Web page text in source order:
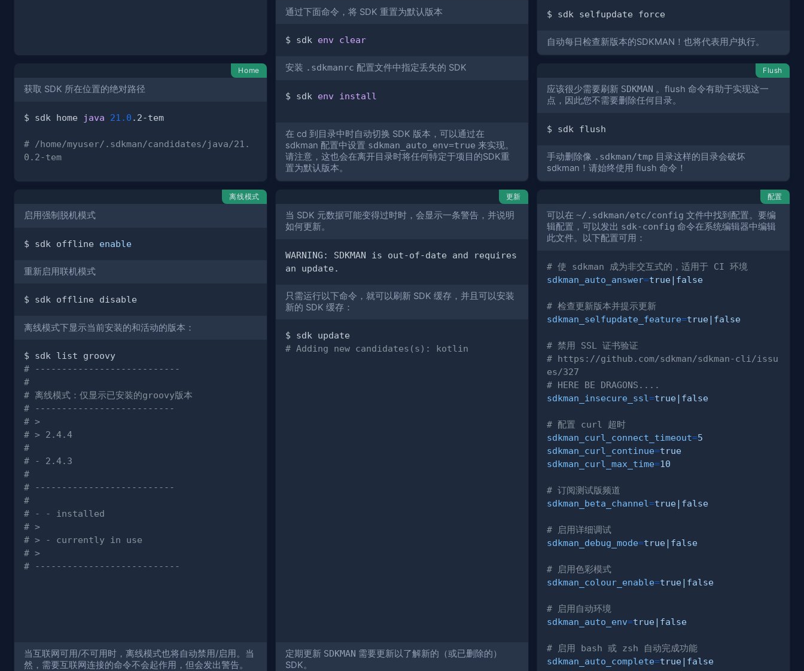
通过下面命令，将 SDK 重置为默认版本
$ sdk env clear
安装 .sdkmanrc 配置文件中指定丢失的 SDK
$ sdk env install
在 cd 到目录中时自动切换 SDK 版本，可以通过在
sdkman 配置中设置 sdkman_auto_env=true 来实现。
请注意，这也会在离开目录时将任何特定于项目的SDK重
置为默认版本。
自动每日检查新版本的SDKMAN！也将代表用户执行。
Home
获取 SDK 所在位置的绝对路径
$ sdk home java 21.0
# /home/myuser/.sdkman/candidates/java/21.
0.2-tem
Flush
应该很少需要刷新 SDKMAN 。flush 命令有助于实现这一
点，因此您不需要删除任何目录。
手动删除像 .sdkman/tmp 目录这样的目录会破坏
sdkman！请始终使用 flush 命令！
离线模式
启用强制脱机模式
$ sdk offline enable
重新启用联机模式
离线模式下显示当前安装的和活动的版本：
# ---------------------------
#
# 离线模式：仅显示已安装的groovy版本
# --------------------------
# >
# > 2.4.4
#
# - 2.4.3
#
# --------------------------
#
# - - installed
# >
# > - currently in use
# >
# ---------------------------
当互联网可用/不可用时，离线模式也将自动禁用/启用。当
然，需要互联网连接的命令不会起作用，但会发出警告。
更新
当 SDK 元数据可能变得过时时，会显示一条警告，并说明
如何更新。
WARNING: SDKMAN is out-of-date and requires
只需运行以下命令，就可以刷新 SDK 缓存，并且可以安装
新的 SDK 缓存：
# Adding new candidates(s): kotlin
定期更新 SDKMAN 需要更新以了解新的（或已删除的）
SDK。
配置
可以在~/.sdkman/etc/config 文件中找到配置。要编
辑配置，可以发出 sdk-config 命令在系统编辑器中编辑
此文件。以下配置可用：
# 使 sdkman 成为非交互式的，适用于 CI 环境
sdkman_auto_answer=true|false
# 检查更新版本并提示更新
sdkman_selfupdate_feature=true|false
# 禁用 SSL 证书验证
# https://github.com/sdkman/sdkman-cli/issu
es/327
# HERE BE DRAGONS....
sdkman_insecure_ssl=true|false
# 配置 curl 超时
sdkman_curl_connect_timeout=5
sdkman_curl_continue=true
sdkman_curl_max_time=10
# 订阅测试版频道
sdkman_beta_channel=true|false
# 启用详细调试
sdkman_debug_mode=true|false
# 启用色彩模式
sdkman_colour_enable=true|false
# 启用自动环境
sdkman_auto_env=true|false
# 启用 bash 或 zsh 自动完成功能
sdkman_auto_complete=true|false